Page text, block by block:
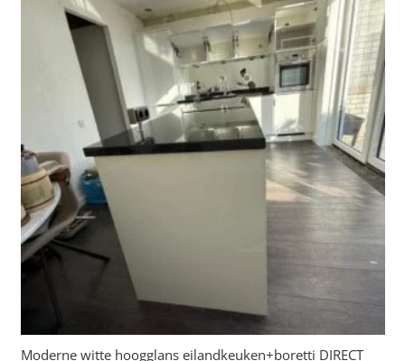
Moderne witte hoogglans eilandkeuken+boretti DIRECT